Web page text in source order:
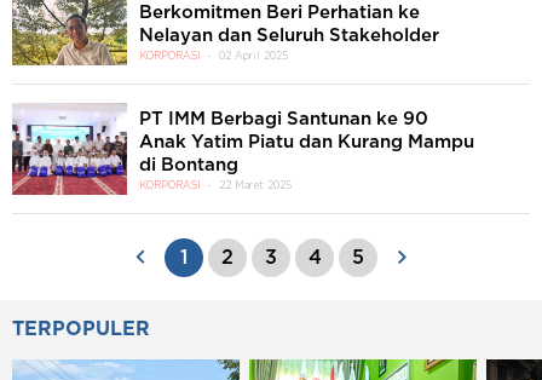
Berkomitmen Beri Perhatian ke
Nelayan dan Seluruh Stakeholder
KORPORASI 02 April 2025
PT IMM Berbagi Santunan ke 90
Anak Yatim Piatu dan Kurang Mampu
di Bontang
KORPORASI 22 Maret 2025
1 2 3 4 5
TERPOPULER